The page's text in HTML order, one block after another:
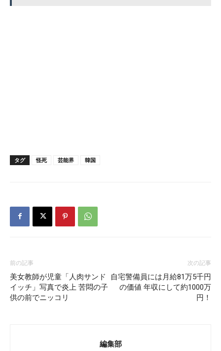
タグ 怪死 芸能界 韓国
前の記事
美女教師が児童「人肉サンド
イッチ」写真で炎上 苦悶の子
供の前でニッコリ
次の記事
自宅警備員には月給81万5千円
の価値 年収にして約1000万
円！
編集部